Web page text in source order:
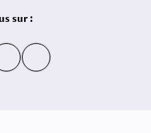
sur :
yt in